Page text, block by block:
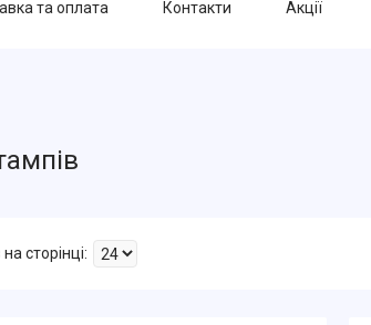
та оплата Контакти Акції